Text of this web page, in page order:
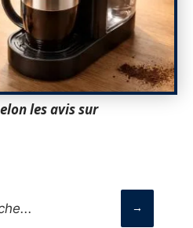
les avis sur